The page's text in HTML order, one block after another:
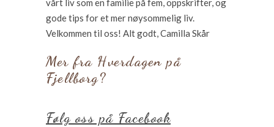
vårt liv som en familie på fem, oppskrifter, og
gode tips for et mer nøysommelig liv.
Velkommen til oss! Alt godt, Camilla Skår
Mer fra Hverdagen på
Fjellborg?
Følg oss på Facebook